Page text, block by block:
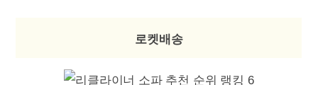
로켓배송